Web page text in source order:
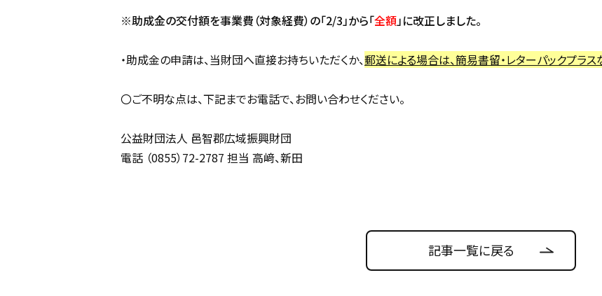
※助成金の交付額を事業費（対象経費）の「2/3」から「全額」に改正しました。
・助成金の申請は、当財団へ直接お持ちいただくか、郵送による場合は、簡易書留・レターパックプラ
〇ご不明な点は、下記までお電話で、お問い合わせください。
公益財団法人 邑智郡広域振興財団
電話 （0855）72-2787 担当 高﨑、新田
記事一覧に戻る